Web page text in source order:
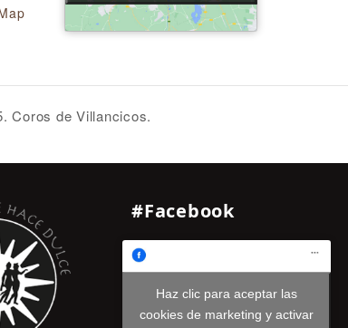
Coros de Villancicos.
#Facebook
Haz clic para aceptar las
cookies de marketing y activar